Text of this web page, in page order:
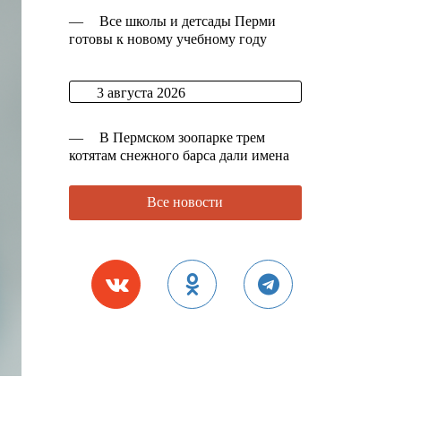
—
Все школы и детсады Перми
готовы к новому учебному году
3 августа 2026
—
В Пермском зоопарке трем
котятам снежного барса дали имена
Все новости